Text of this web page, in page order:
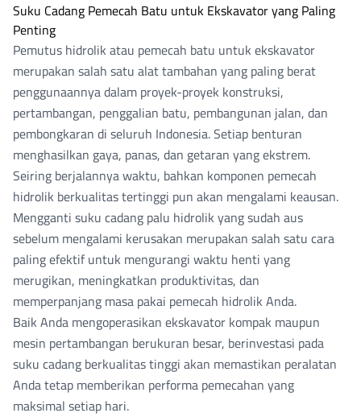
Suku Cadang Pemecah Batu untuk Ekskavator yang Paling
Penting
Pemutus hidrolik atau pemecah batu untuk ekskavator
merupakan salah satu alat tambahan yang paling berat
penggunaannya dalam proyek-proyek konstruksi,
pertambangan, penggalian batu, pembangunan jalan, dan
pembongkaran di seluruh Indonesia. Setiap benturan
menghasilkan gaya, panas, dan getaran yang ekstrem.
Seiring berjalannya waktu, bahkan komponen pemecah
hidrolik berkualitas tertinggi pun akan mengalami keausan.
Mengganti suku cadang palu hidrolik yang sudah aus
sebelum mengalami kerusakan merupakan salah satu cara
paling efektif untuk mengurangi waktu henti yang
merugikan, meningkatkan produktivitas, dan
memperpanjang masa pakai pemecah hidrolik Anda.
Baik Anda mengoperasikan ekskavator kompak maupun
mesin pertambangan berukuran besar, berinvestasi pada
suku cadang berkualitas tinggi akan memastikan peralatan
Anda tetap memberikan performa pemecahan yang
maksimal setiap hari.